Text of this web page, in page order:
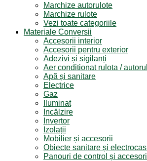
Marchize autorulote
Marchize rulote
Vezi toate categoriile
Materiale Conversii
Accesorii interior
Accesorii pentru exterior
Adezivi și sigilanți
Aer conditionat rulota /
Apă și sanitare
Electrice
Gaz
Iluminat
Incălzire
Invertor
Izolații
Mobilier și accesorii
Obiecte sanitare și
Panouri de control și